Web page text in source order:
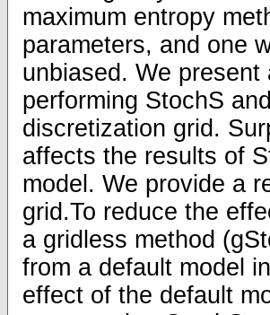
maximum entropy
parameters, and one
unbiased. We
performing StochS
discretization grid.
affects the results of
model. We provide a
grid.To reduce the
a gridless method
from a default model
effect of the default